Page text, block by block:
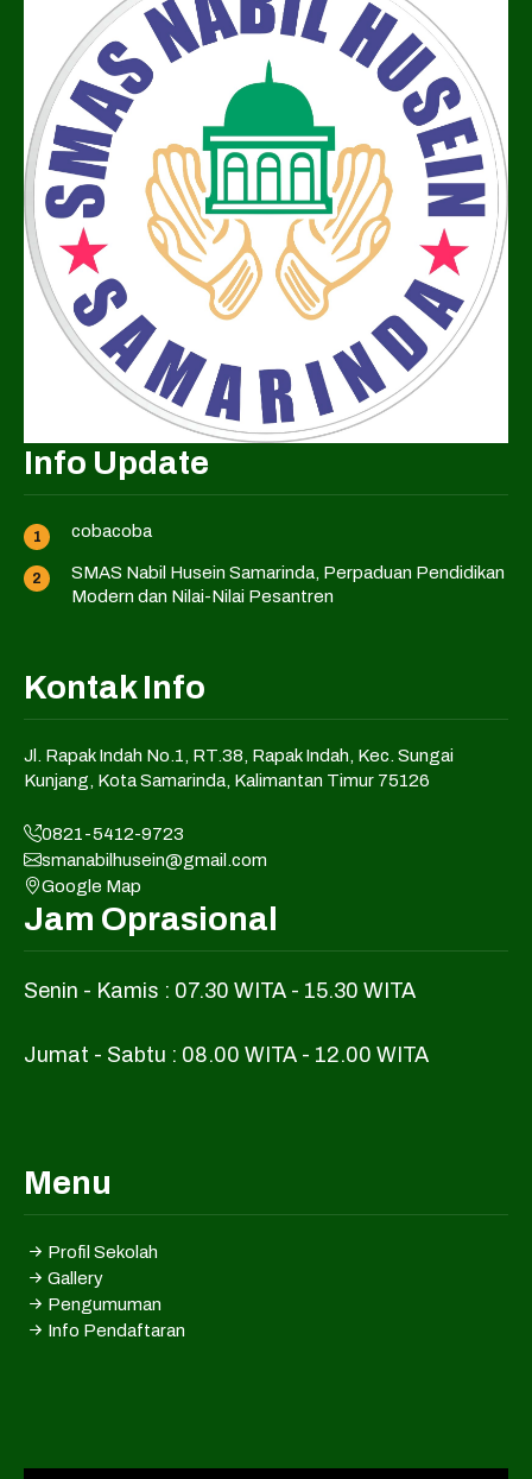
Info Update
cobacoba
SMAS Nabil Husein Samarinda, Perpaduan Pendidikan
Modern dan Nilai-Nilai Pesantren
Kontak Info
Jl. Rapak Indah No.1, RT.38, Rapak Indah, Kec. Sungai
Kunjang, Kota Samarinda, Kalimantan Timur 75126
0821-5412-9723
smanabilhusein@gmail.com
Google Map
Jam Oprasional
Senin - Kamis : 07.30 WITA - 15.30 WITA
Jumat - Sabtu : 08.00 WITA - 12.00 WITA
Menu
Profil Sekolah
Gallery
Pengumuman
Info Pendaftaran